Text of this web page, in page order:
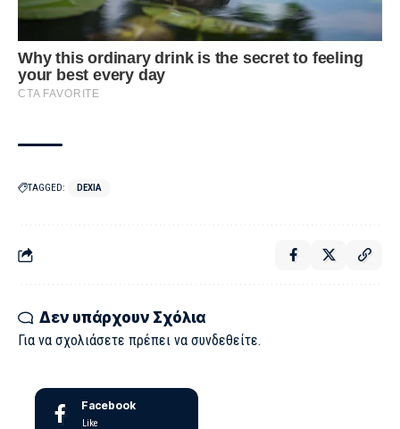
TAGGED: DEXIA
Δεν υπάρχουν Σχόλια
Για να σχολιάσετε πρέπει να συνδεθείτε.
Facebook
Like